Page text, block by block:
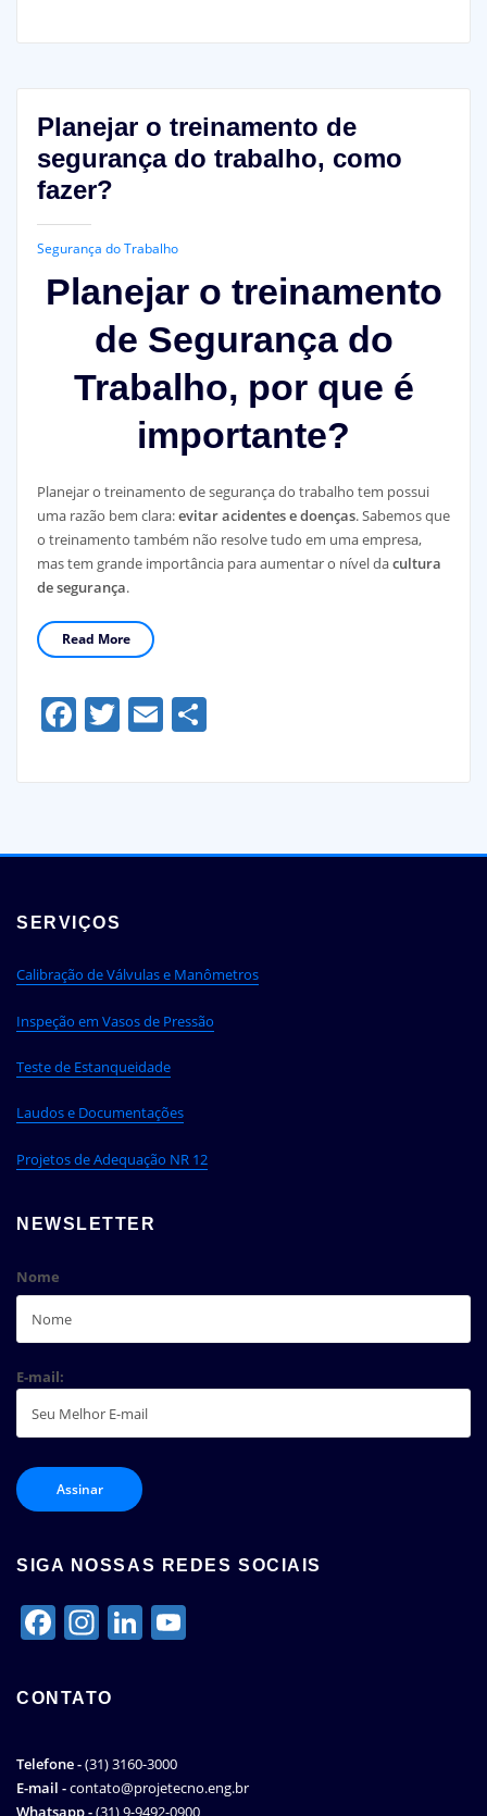
Planejar o treinamento de
segurança do trabalho, como
fazer?
Segurança do Trabalho
Planejar o treinamento
de Segurançado
Trabalho, por que é
importante?
Planejar o treinamento de segurança do trabalho tem possui
uma razão bem clara:evitar acidentes e doenças. Sabemos que
o treinamento também não resolve tudo em uma empresa,
mas tem grande importância para aumentar o nível dacultura
de segurança.
Read More
Facebook
Twitter
EmailShare
SERVIÇOS
Calibração de Válvulas e Manômetros
Inspeção em Vasos de Pressão
Teste de Estanqueidade
Laudos e Documentações
Projetos de Adequação NR 12
NEWSLETTER
Nome
E-mail:
SIGA NOSSAS REDES SOCIAIS
Facebook
Instagram
LinkedIn
CONTATO
Telefone -(31) 3160-3000
E-mail -contato@projetecno.eng.br
Whatsapp -(31) 9-9492-0900